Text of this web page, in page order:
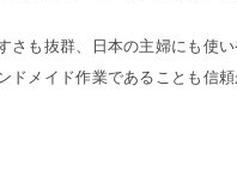
も抜群、日本の主婦にも使い
メイド作業であることも信頼